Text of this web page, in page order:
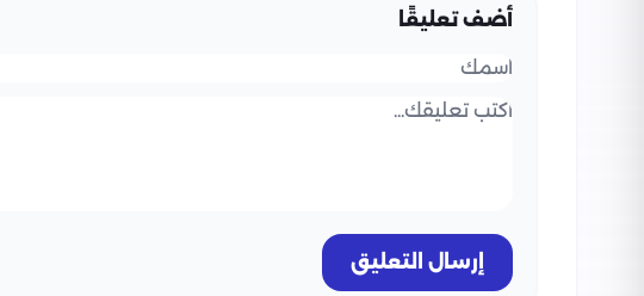
أضف تعليقًا
إرسال التعليق